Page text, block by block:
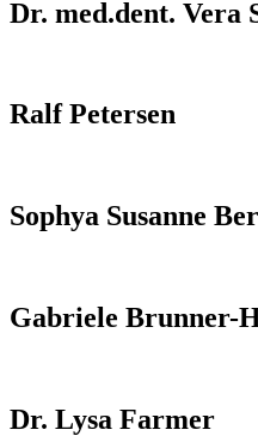
Dr. med.dent. Vera
Ralf Petersen
Sophya Susanne
Gabriele Brunner-
Dr. Lysa Farmer